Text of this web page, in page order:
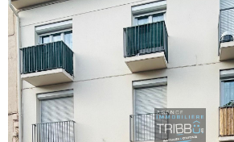
VOIR LE BIEN